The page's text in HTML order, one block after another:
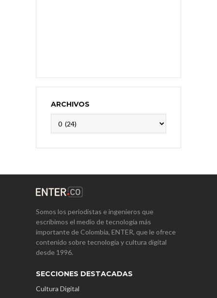
ARCHIVOS
Somos los periodistas e ingenieros que
escribimos el medio de tecnología más
importante de Colombia, ENTER, que le ofrece
contenido sobre tecnología y cultura digital
desde 1996.
SECCIONES DESTACADAS
Cultura Digital